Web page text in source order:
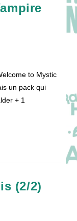
to Mystic
un pack qui
+ 1
(2/2)